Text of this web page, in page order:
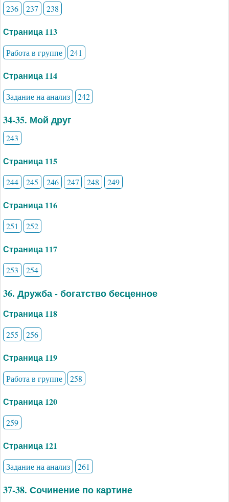
236 237 238
Страница 113
Работа в группе 241
Страница 114
Задание на анализ 242
34-35. Мой друг
243
Страница 115
244 245 246 247 248 249
Страница 116
251 252
Страница 117
253 254
36. Дружба - богатство бесценное
Страница 118
255 256
Страница 119
Работа в группе 258
Страница 120
259
Страница 121
Задание на анализ 261
37-38. Сочинение по картине